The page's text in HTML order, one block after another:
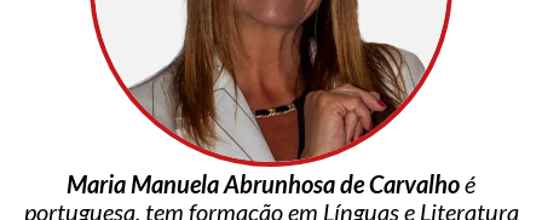
Maria Manuela Abrunhosa de Carvalhoé
portuguesa, tem formação em Línguas e Literatura